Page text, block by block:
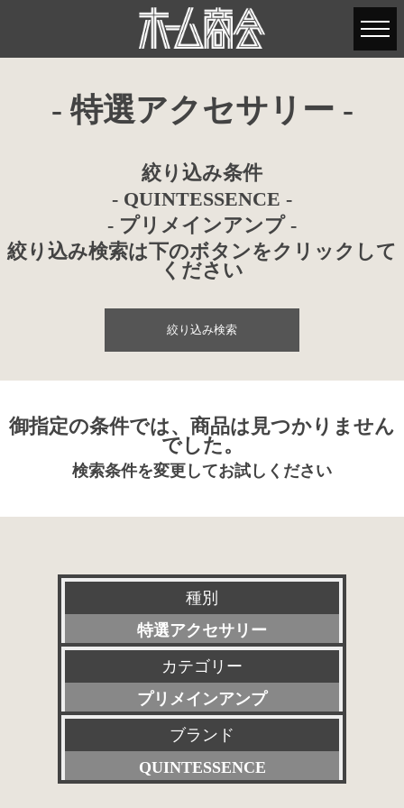
- 特選アクセサリー -
絞り込み条件
- QUINTESSENCE -
- プリメインアンプ -
絞り込み検索は下のボタンをクリックして
ください
絞り込み検索
御指定の条件では、商品は見つかりません
でした。
検索条件を変更してお試しください
種別
特選アクセサリー
新品
委託販売品
特価品
その他委託販売品
カテゴリー
プリメインアンプ
すべて
プリアンプ
ブランド
QUINTESSENCE